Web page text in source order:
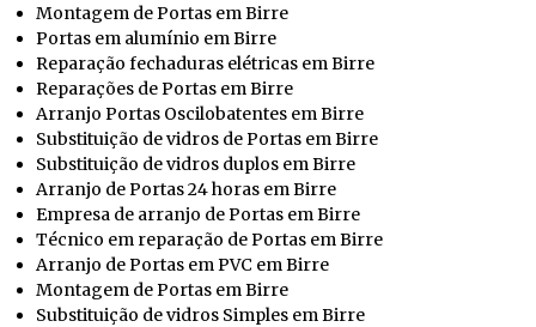
Montagem de Portas em Birre
Portas em alumínio em Birre
Reparação fechaduras elétricas em Birre
Reparações de Portas em Birre
Arranjo Portas Oscilobatentes em Birre
Substituição de vidros de Portas em Birre
Substituição de vidros duplos em Birre
Arranjo de Portas 24 horas em Birre
Empresa de arranjo de Portas em Birre
Técnico em reparação de Portas em Birre
Arranjo de Portas em PVC em Birre
Montagem de Portas em Birre
Substituição de vidros Simples em Birre